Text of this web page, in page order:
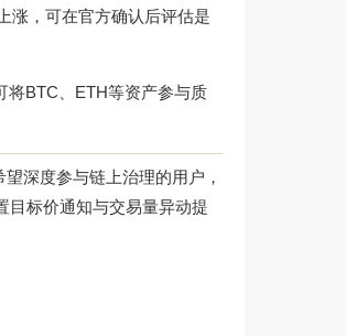
涨，可在官方确认后评估是
将BTC、ETH等资产参与质
深度参与链上治理的用户，
目标价通知与交易量异动提